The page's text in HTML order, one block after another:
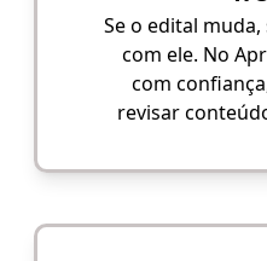
Se o edital
com ele. No
com
revisar